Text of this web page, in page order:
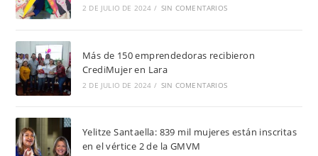
2 DE JULIO DE 2024 / SIN COMENTARIOS
Más de 150 emprendedoras recibieron
CrediMujer en Lara
2 DE JULIO DE 2024 / SIN COMENTARIOS
Yelitze Santaella: 839 mil mujeres están inscritas
en el vértice 2 de la GMVM